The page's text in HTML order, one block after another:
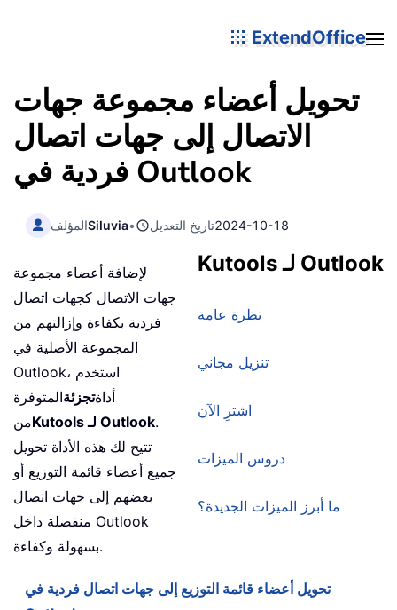
ExtendOffice
تحويل أعضاء مجموعة جهات
الاتصال إلى جهات اتصال
فردية في Outlook
المؤلفSiluvia• تاريخ التعديل2024-10-18
Kutools لـ Outlook
نظرة عامة
تنزيل مجاني
اشترِ الآن
دروس الميزات
ما أبرز الميزات الجديدة؟
لإضافة أعضاء مجموعة
جهات الاتصال كجهات اتصال
فردية بكفاءة وإزالتهم من
المجموعة الأصلية في
Outlook، استخدم
أداةتجزئةالمتوفرة
من
Kutools لـ Outlook.
تتيح لك هذه الأداة تحويل
جميع أعضاء قائمة التوزيع أو
بعضهم إلى جهات اتصال
منفصلة داخل Outlook
بسهولة وكفاءة.
تحويل أعضاء قائمة التوزيع إلى جهات اتصال فردية في